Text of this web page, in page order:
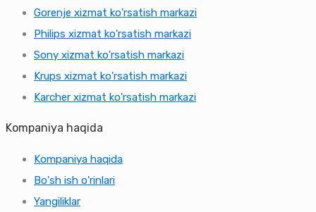
Gorenje xizmat ko'rsatish markazi
Philips xizmat ko'rsatish markazi
Sony xizmat ko'rsatish markazi
Krups xizmat ko'rsatish markazi
Karcher xizmat ko'rsatish markazi
Kompaniya haqida
Kompaniya haqida
Bo'sh ish o'rinlari
Yangiliklar